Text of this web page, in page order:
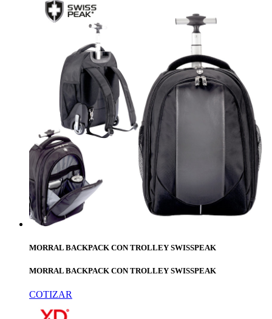
MORRAL BACKPACK CON TROLLEY SWISSPEAK
MORRAL BACKPACK CON TROLLEY SWISSPEAK
COTIZAR